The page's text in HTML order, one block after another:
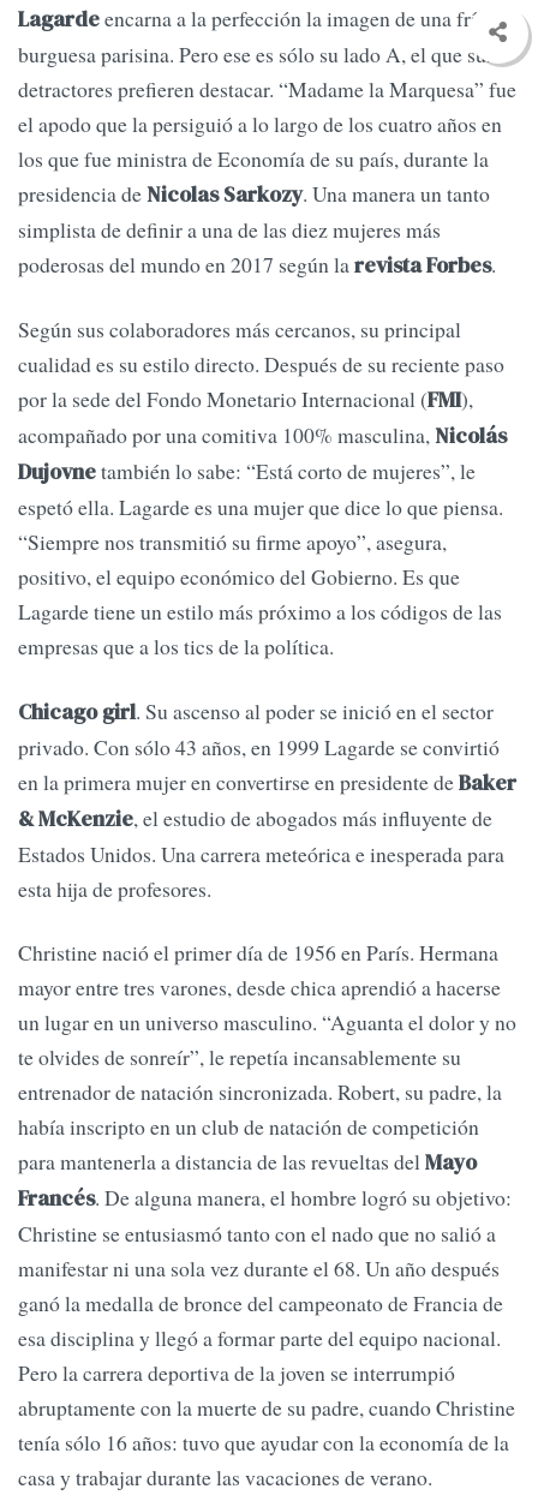
Lagardeencarna a la perfección la imagen de una frívola
burguesa parisina. Pero ese es sólo su lado A, el que sus
detractores prefieren destacar. “Madame la Marquesa” fue
el apodo que la persiguió a lo largo de los cuatro años en
los que fue ministra de Economía de su país, durante la
presidencia deNicolas Sarkozy. Una manera un tanto
simplista de definir a una de las diez mujeres más
poderosas del mundo en 2017 según larevista Forbes.
Según sus colaboradores más cercanos, su principal
cualidad es su estilo directo. Después de su reciente paso
por la sede del Fondo Monetario Internacional (FMI),
acompañado por una comitiva 100% masculina,Nicolás
Dujovnetambién lo sabe: “Está corto de mujeres”, le
espetó ella. Lagarde es una mujer que dice lo que piensa.
“Siempre nos transmitió su firme apoyo”, asegura,
positivo, el equipo económico del Gobierno. Es que
Lagarde tiene un estilo más próximo a los códigos de las
empresas que a los tics de la política.
Chicago girl. Su ascenso al poder se inició en el sector
privado. Con sólo 43 años, en 1999 Lagarde se convirtió
en la primera mujer en convertirse en presidente deBaker
& McKenzie, el estudio de abogados más influyente de
Estados Unidos. Una carrera meteórica e inesperada para
esta hija de profesores.
Christine nació el primer día de 1956 en París. Hermana
mayor entre tres varones, desde chica aprendió a hacerse
un lugar en un universo masculino. “Aguanta el dolor y no
te olvides de sonreír”, le repetía incansablemente su
entrenador de natación sincronizada. Robert, su padre, la
había inscripto en un club de natación de competición
para mantenerla a distancia de las revueltas delMayo
Francés. De alguna manera, el hombre logró su objetivo:
Christine se entusiasmó tanto con el nado que no salió a
manifestar ni una sola vez durante el 68. Un año después
ganó la medalla de bronce del campeonato de Francia de
esa disciplina y llegó a formar parte del equipo nacional.
Pero la carrera deportiva de la joven se interrumpió
abruptamente con la muerte de su padre, cuando Christine
tenía sólo 16 años: tuvo que ayudar con la economía de la
casa y trabajar durante las vacaciones de verano.